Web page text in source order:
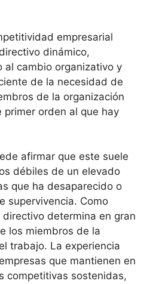
empresarial
dinámico,
al cambio organizativo y
de la necesidad de
de la organización
primer orden al que hay
afirmar que este suele
débiles de un elevado
que ha desaparecido o
supervivencia. Como
determina en gran
los miembros de la
trabajo. La experiencia
que mantienen en
competitivas sostenidas,